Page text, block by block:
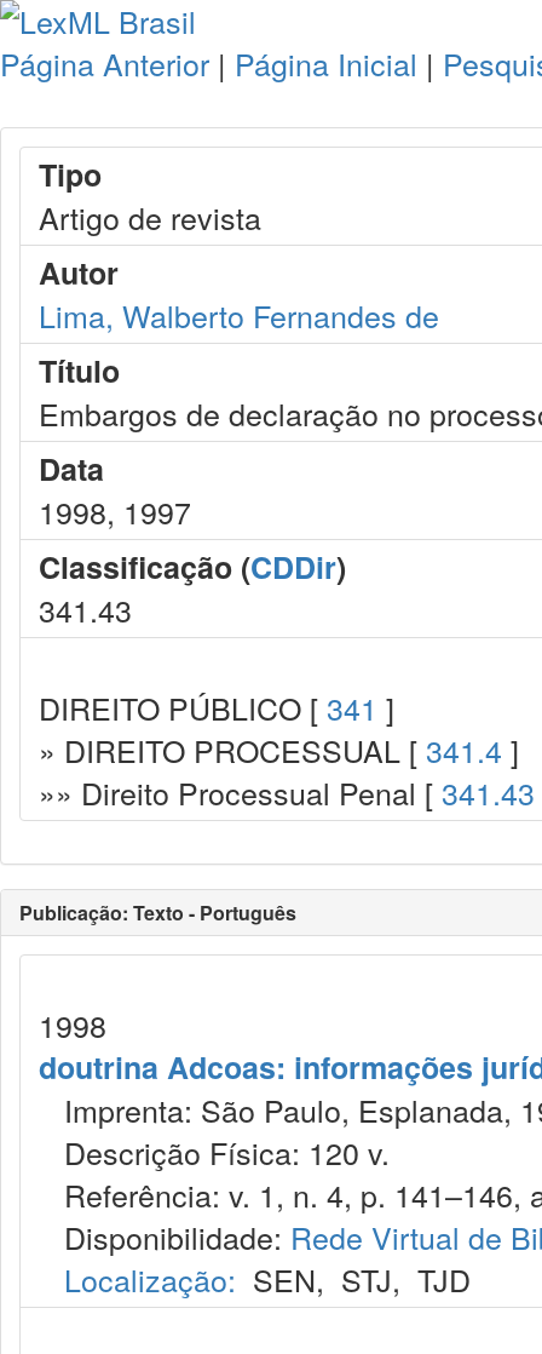
Página Anterior | Página Inicial |
Tipo
Artigo de revista
Autor
Lima, Walberto Fernandes de
Título
Embargos de declaração no
Data
1998, 1997
Classificação (CDDir)
341.43
DIREITO PÚBLICO [ 341 ]
» DIREITO PROCESSUAL [ 341.4 ]
»» Direito Processual Penal [ 341.43
Publicação: Texto - Português
1998
doutrina Adcoas: informações
Imprenta: São Paulo, Esplanada,
Descrição Física: 120 v.
Referência: v. 1, n. 4, p. 141–146,
Disponibilidade: Rede Virtual de
Localização: SEN, STJ, TJD